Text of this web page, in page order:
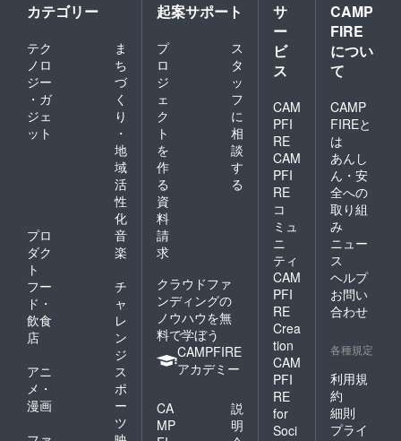
カテゴリー
テク
ノロ
ジー
・ガ
ジェ
ット
ま
ち
づ
く
り
・
地
域
活
性
化
プロ
ダク
ト
音
楽
フー
ド・
飲食
店
チ
ャ
レ
ン
ジ
アニ
メ・
漫画
ス
ポ
ー
ツ
起案サポート
プ
ロ
ジ
ェ
ク
ト
を
作
る
ス
タ
ッ
フ
に
相
談
す
る
資
料
請
求
クラウドファ
ンディングの
ノウハウを無
料で学ぼう
CAMPFIRE
アカデミー
CA
MP
説
明
サ
ー
ビ
ス
CAM
PFI
RE
CAM
PFI
RE
コ
ミュ
ニ
ティ
CAM
PFI
RE
Crea
tion
CAM
PFI
RE
for
Soci
CAMP
FIRE
につい
て
CAMP
FIREと
は
あんし
ん・安
全への
取り組
み
ニュー
ス
ヘルプ
お問い
合わせ
各種規定
利用規
約
細則
プライ